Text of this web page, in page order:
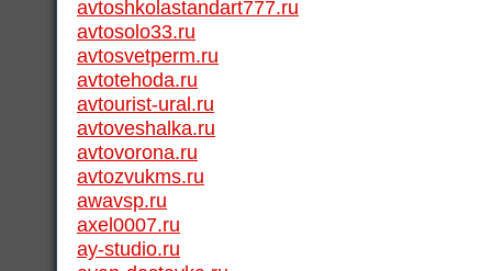
avtoshkolastandart777.ru
avtosolo33.ru
avtosvetperm.ru
avtotehoda.ru
avtourist-ural.ru
avtoveshalka.ru
avtovorona.ru
avtozvukms.ru
awavsp.ru
axel0007.ru
ay-studio.ru